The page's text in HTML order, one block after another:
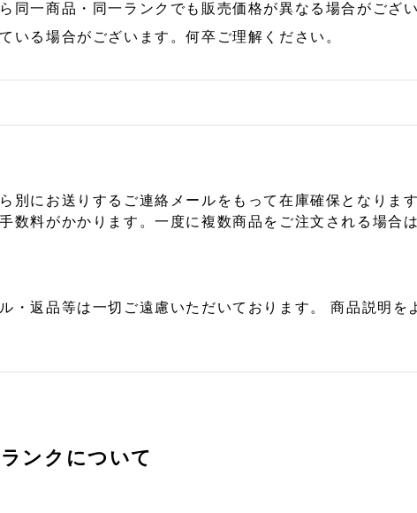
同一商品・同一ランクでも販売価格が異なる場合がござい
いる場合がございます。何卒ご理解ください。
別にお送りするご連絡メールをもって在庫確保となります
数料がかかります。一度に複数商品をご注文される場合
・返品等は一切ご遠慮いただいております。 商品説明を
ランクについて